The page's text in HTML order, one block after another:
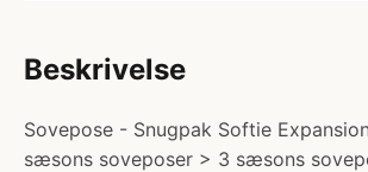
Beskrivelse
Sovepose - Snugpak Softie
sæsons soveposer > 3 sæsons